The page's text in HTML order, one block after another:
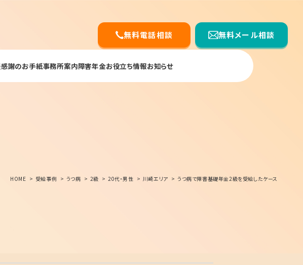
無料電話相談 無料メール相談
感謝のお手紙事務所案内障害年金お役立ち情報お知らせ
HOME 受給事例 うつ病 2級 20代・男性 川崎エリア うつ病で障害基礎年金2級を受給したケース